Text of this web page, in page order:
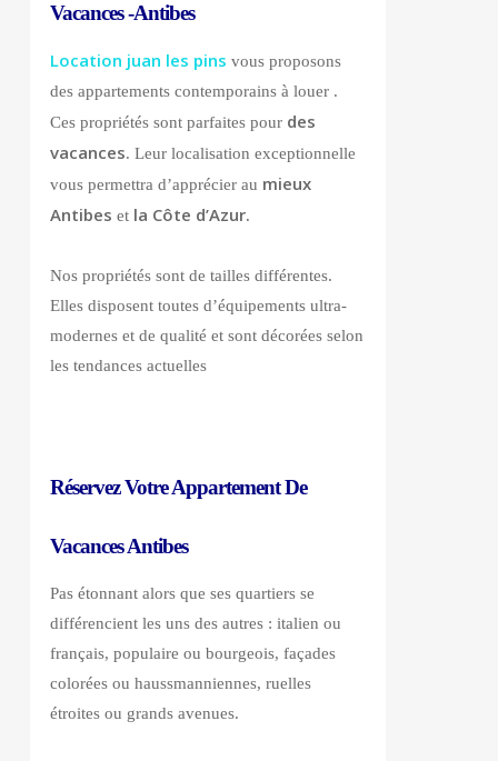
Vacances -Antibes
Location juan les pins vous proposons
des appartements contemporains à louer .
Ces propriétés sont parfaites pour des
vacances. Leur localisation exceptionnelle
vous permettra d’apprécier au mieux
Antibes et la Côte d’Azur.
Nos propriétés sont de tailles différentes.
Elles disposent toutes d’équipements ultra-
modernes et de qualité et sont décorées selon
les tendances actuelles
RéservezVotre Appartement De
Vacances Antibes
Pas étonnant alors que ses quartiers se
différencient les uns des autres : italien ou
français, populaire ou bourgeois, façades
colorées ou haussmanniennes, ruelles
étroites ou grands avenues.